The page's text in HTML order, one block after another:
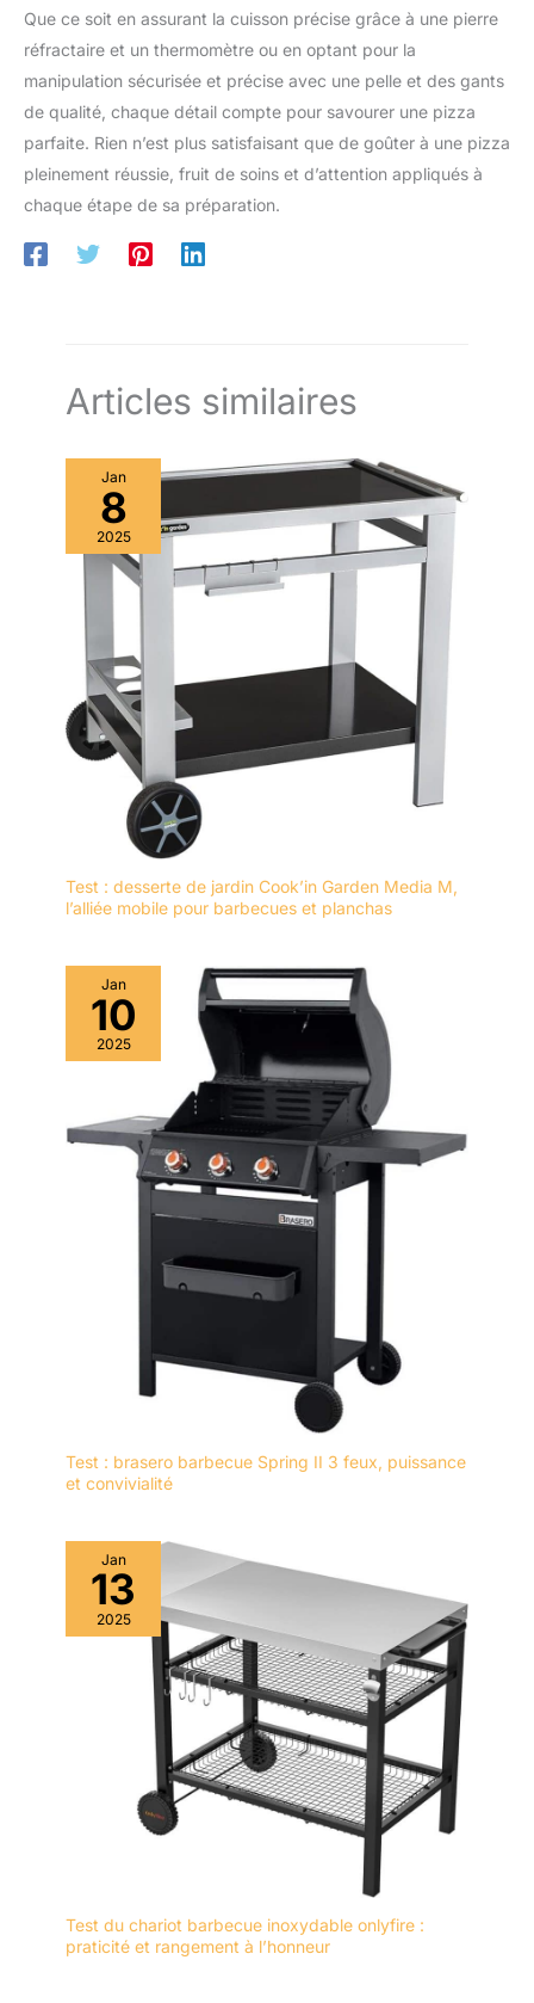
le brossage. Améliore l’efficacité du nettoyage et prolonge la
durée de vie de la pierre à pizza. 【Montage Facile Et
Utilisation Polyvalente】 La brosse est livrée en deux parties
Parfaite pour fours à pizza, pierres à pizza, grills BBQ,
pizzerias, cafés et cuisines domestiques.
Que ce soit en assurant la cuisson précise grâce à une pierre
réfractaire et un thermomètre ou en optant pour la
manipulation sécurisée et précise avec une pelle et des gants
de qualité, chaque détail compte pour savourer une pizza
parfaite. Rien n’est plus satisfaisant que de goûter à une pizza
pleinement réussie, fruit de soins et d’attention appliqués à
chaque étape de sa préparation.
Articles similaires
Jan
8
2025
Test : desserte de jardin Cook’in Garden Media M,
l’alliée mobile pour barbecues et planchas
Jan
10
2025
Test : brasero barbecue Spring II 3 feux, puissance
et convivialité
Jan
13
2025
Test du chariot barbecue inoxydable onlyfire :
praticité et rangement à l’honneur